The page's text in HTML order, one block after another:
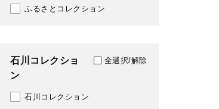
1861
1863
1870
030
035
ふるさとコレクション
石川コレクショ
ン
全選択/解除
石川コレクション